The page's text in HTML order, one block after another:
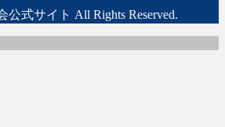
式サイト All Rights Reserved.